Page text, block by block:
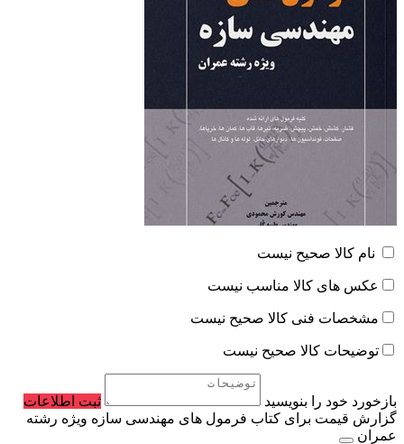
نام کالا صحیح نیست
عکس های کالا مناسب نیست
مشخصات فنی کالا صحیح نیست
توضیحات کالا صحیح نیست
بازخورد خود را بنویسید
ثبت اطلاعات
گزارش قیمت برای کتاب فرمول های مهندسی سازه ویژه رشته
عمران